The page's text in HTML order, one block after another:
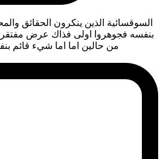
السوقسائية الذين ينكرون الحقائق
بنفسه فجوهروا اولى فذاك عرض مفتقر
من حالين اما اما شيء قائم